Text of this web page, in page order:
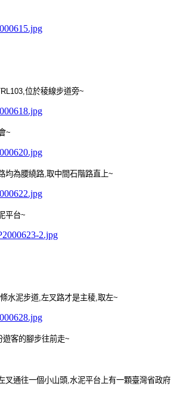
位於稜線步道旁~
~
均為腰繞路 取中間石階路直上~
平台~
水泥步道 左叉路才是主稜 取左~
遊客的腳步往前走~
叉通往一個小山頭 水泥平台上有一顆臺灣省政府